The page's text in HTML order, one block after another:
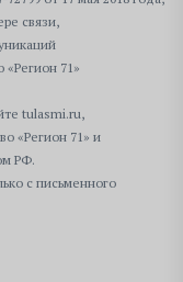
связи,
71»
tulasmi.ru,
«Регион 71» и
РФ.
с письменного